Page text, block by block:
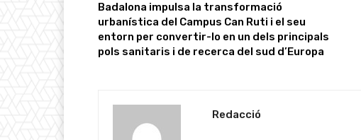
Badalona impulsa la transformació
urbanística del Campus Can Ruti i el seu
entorn per convertir-lo en un dels principals
pols sanitaris i de recerca del sud d’Europa
Redacció